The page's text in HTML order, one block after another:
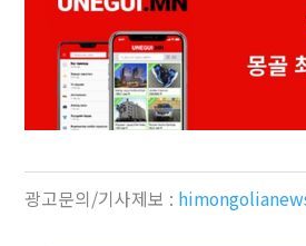
광고문의/기사제보 :